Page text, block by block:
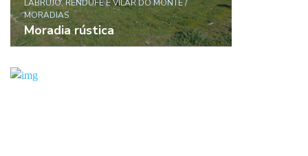
LABRUJÓ, RENDUFE E VILAR DO MONTE /
MORADIAS
Moradia rústica